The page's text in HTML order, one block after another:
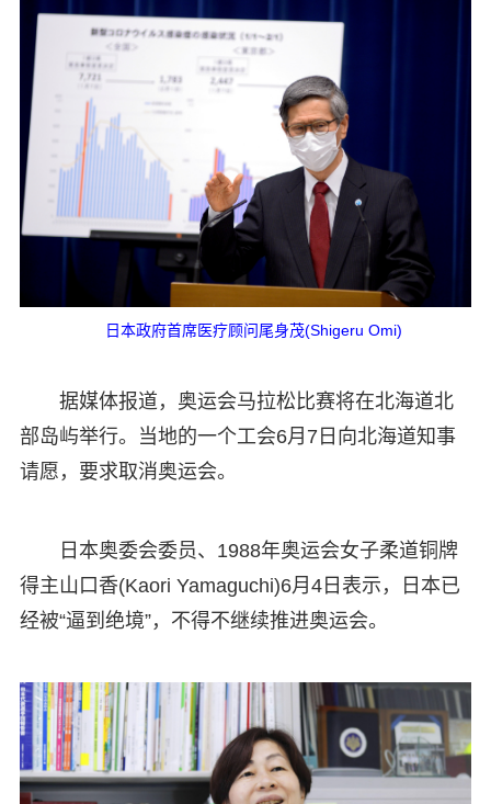
日本政府首席医疗顾问尾身茂(Shigeru Omi)
据媒体报道，奥运会马拉松比赛将在北海道北
部岛屿举行。当地的一个工会6月7日向北海道知事
请愿，要求取消奥运会。
日本奥委会委员、1988年奥运会女子柔道铜牌
得主山口香(Kaori Yamaguchi)6月4日表示，日本已
经被“逼到绝境”，不得不继续推进奥运会。